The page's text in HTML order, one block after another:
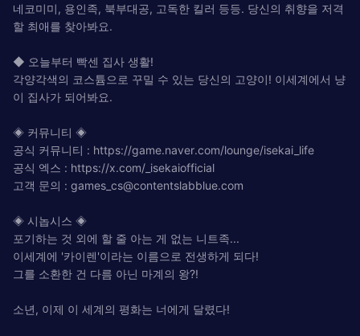
네코미미, 용인족, 북부대공, 고독한 킬러 등등. 당신의 취향을 저격
할 최애를 찾아봐요.
◆ 오늘부터 빡센 집사 생활!
각양각색의 코스튬으로 꾸밀 수 있는 당신의 고양이! 이세계에서 냥
이 집사가 되어봐요.
◈ 커뮤니티 ◈
공식 커뮤니티 : https://game.naver.com/lounge/isekai_life
공식 엑스 : https://x.com/_isekaiofficial
고객 문의 : games_cs@contentslabblue.com
◈ 시놉시스 ◈
포기하는 것 외에 할 줄 아는 게 없는 니트족...
이세계에 '카이렌'이라는 이름으로 전생하게 되다!
그를 소환한 건 다름 아닌 마계의 왕?!
소년, 이제 이 세계의 평화는 너에게 달렸다!